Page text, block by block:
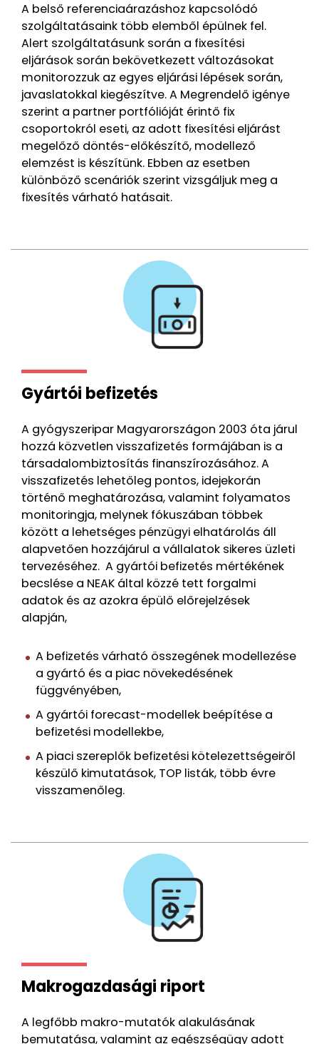
A belső referenciaárazáshoz kapcsolódó
szolgáltatásaink több elemből épülnek fel.
Alert szolgáltatásunk során a fixesítési
eljárások során bekövetkezett változásokat
monitorozzuk az egyes eljárási lépések során,
javaslatokkal kiegészítve. A Megrendelő igénye
szerint a partner portfólióját érintő fix
csoportokról eseti, az adott fixesítési eljárást
megelőző döntés-előkészítő, modellező
elemzést is készítünk. Ebben az esetben
különböző scenáriók szerint vizsgáljuk meg a
fixesítés várható hatásait.
Gyártói befizetés
A gyógyszeripar Magyarországon 2003 óta járul
hozzá közvetlen visszafizetés formájában is a
társadalombiztosítás finanszírozásához. A
visszafizetés lehetőleg pontos, idejekorán
történő meghatározása, valamint folyamatos
monitoringja, melynek fókuszában többek
között a lehetséges pénzügyi elhatárolás áll
alapvetően hozzájárul a vállalatok sikeres üzleti
tervezéséhez. A gyártói befizetés mértékének
becslése a NEAK által közzé tett forgalmi
adatok és az azokra épülő előrejelzések
alapján,
A befizetés várható összegének modellezése
a gyártó és a piac növekedésének
függvényében,
A gyártói forecast-modellek beépítése a
befizetési modellekbe,
A piaci szereplők befizetési kötelezettségeiről
készülő kimutatások, TOP listák, több évre
visszamenőleg.
Makrogazdasági riport
A legfőbb makro-mutatók alakulásának
bemutatása, valamint az egészségügy adott